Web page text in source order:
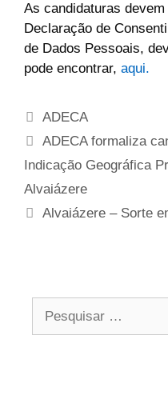
As candidaturas
Declaração de
de Dados Pessoais,
pode encontrar, aqui.
ADECA
ADECA formaliza
Indicação Geográfica
Alvaiázere
Alvaiázere – Sorte